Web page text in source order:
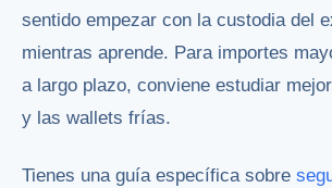
sentido empezar con la custodia del
mientras aprende. Para importes
a largo plazo, conviene estudiar
y las wallets frías.
Tienes una guía específica sobre